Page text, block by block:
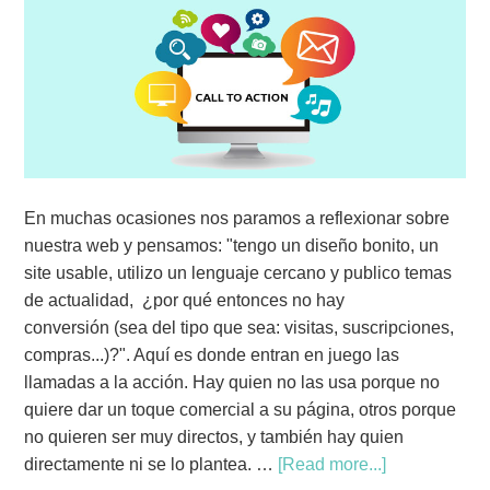
En muchas ocasiones nos paramos a reflexionar sobre
nuestra web y pensamos: "tengo un diseño bonito, un
site usable, utilizo un lenguaje cercano y publico temas
de actualidad, ¿por qué entonces no hay
conversión (sea del tipo que sea: visitas, suscripciones,
compras...)?". Aquí es donde entran en juego las
llamadas a la acción. Hay quien no las usa porque no
quiere dar un toque comercial a su página, otros porque
no quieren ser muy directos, y también hay quien
directamente ni se lo plantea. … [Read more...]